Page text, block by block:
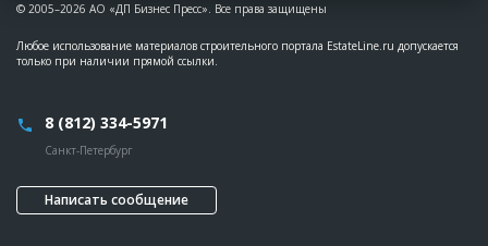
© 2005–2026 АО «ДП Бизнес Пресс». Все права защищены
Любое использование материалов строительного портала EstateLine.ru допускается
только при наличии прямой ссылки.
8 (812) 334-5971
Санкт-Петербург
Написать сообщение